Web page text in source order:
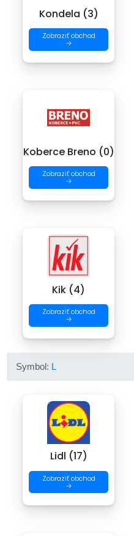
Kondela (3)
Zobraziť obchod
→
Koberce Breno (0)
Zobraziť obchod
→
Kik (4)
Zobraziť obchod
→
Symbol: L
Lidl (17)
Zobraziť obchod
→